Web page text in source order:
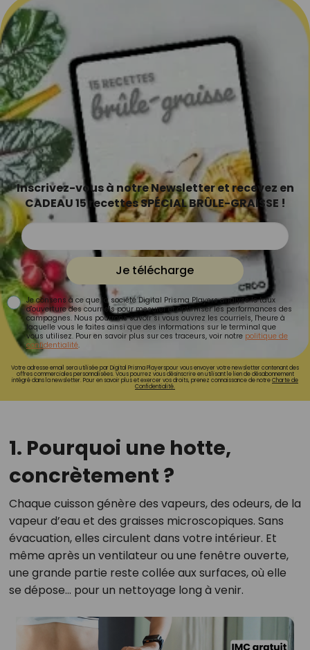
Inscrivez-vous à notre Newsletter et recevez en
CADEAU 15 recettes SPÉCIAL BRÛLE-GRAISSE !
Je télécharge
Je consens à ce que la société Digital Prisma Players analyse le taux
d'ouverture des courriels pour mesurer et optimiser les performances des
campagnes. Nous pourrons savoir si vous ouvrez les courriels, l'heure à
laquelle vous le faites ainsi que des informations sur le terminal que
vous utilisez. Pour en savoir plus sur ces traceurs, voir notre politique de
confidentialité.
Votre adresse email sera utilisée par Digital Prisma Playerspour vous envoyer votre newsletter contenant des
offres commerciales personnalisées. Vous pourrez vous désinscrire en utilisant le lien de désabonnement
intégré dans la newsletter. Pour en savoir plus et exercer vos droits, prenez connaissance de notreCharte de
Confidentialité.
1. Pourquoi une hotte,
concrètement ?
Chaque cuisson génère des vapeurs, des odeurs, de la
vapeur d’eau et des graisses microscopiques. Sans
évacuation, elles circulent dans votre intérieur. Et
même après un ventilateur ou une fenêtre ouverte,
une grande partie reste collée aux surfaces, où elle
se dépose… pour un nettoyage long à venir.